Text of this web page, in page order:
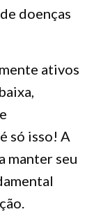
doenças
ativos
só isso! A
manter seu